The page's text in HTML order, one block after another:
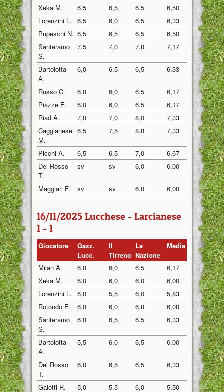
Xeka M.
6,5 6,5 6,5
6,50
Lorenzini L.
6,5 6,0 6,5
6,33
Pupeschi N. 6,5 6,5 6,5
6,50
Santeramo
S.
7,5 7,0 7,0 7,17
Bartolotta
A.
6,0 6,5 6,5 6,33
Russo C. 6,0 6,0 6,5
6,17
Piazze F.
6,0 6,0 6,5
6,17
Riad A.
7,0 7,0 8,0
7,33
Caggianese
M.
6,5 7,5 8,0 7,33
Picchi A. 6,5 6,5 7,0
6,67
Del Rosso
T.
sv sv 6,0 6,00
Maggiari F. sv sv 6,0 6,00
16/11/2025 Lucchese - Larcianese
1 - 1
Giocatore
Gazz.
Lucc.
Il
Tirreno
La
Nazione
Media
Milan A. 6,0 6,0 6,5
6,17
Xeka M.
6,0 6,0 6,0
6,00
Lorenzini L.
6,0 5,5 6,0
5,83
Rotondo F.
6,0 6,0 6,0
6,00
Santeramo
S.
6,0 6,5 6,5 6,33
Bartolotta
A.
5,5 6,0 6,5 6,00
Del Rosso
T.
6,0 6,5 6,5 6,33
Galotti R. 5,0 5,5 6,0 5,50